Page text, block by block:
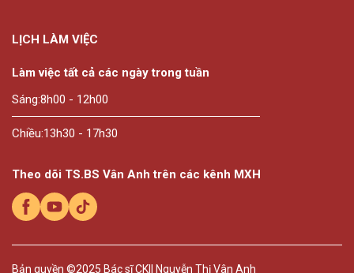
LỊCH LÀM VIỆC
Làm việc tất cả các ngày trong tuần
Sáng:8h00 - 12h00
Chiều:13h30 - 17h30
Theo dõi TS.BS Vân Anh trên các kênh MXH
Bản quyền ©2025 Bác sĩ CKII Nguyễn Thị Vân Anh